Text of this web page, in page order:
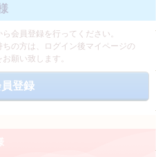
会員登録を行ってください。
の方は、ログイン後マイページの
願い致します。